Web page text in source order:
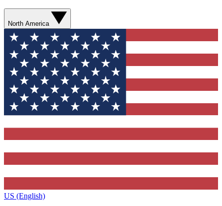
North America
US (English)